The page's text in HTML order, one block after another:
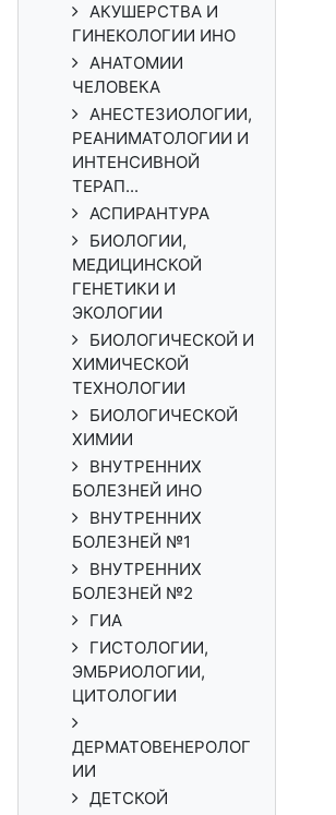
АКУШЕРСТВА И
ГИНЕКОЛОГИИ ИНО
АНАТОМИИ
ЧЕЛОВЕКА
АНЕСТЕЗИОЛОГИИ,
РЕАНИМАТОЛОГИИ И
ИНТЕНСИВНОЙ
ТЕРАП...
АСПИРАНТУРА
БИОЛОГИИ,
МЕДИЦИНСКОЙ
ГЕНЕТИКИ И
ЭКОЛОГИИ
БИОЛОГИЧЕСКОЙ И
ХИМИЧЕСКОЙ
ТЕХНОЛОГИИ
БИОЛОГИЧЕСКОЙ
ХИМИИ
ВНУТРЕННИХ
БОЛЕЗНЕЙ ИНО
ВНУТРЕННИХ
БОЛЕЗНЕЙ №1
ВНУТРЕННИХ
БОЛЕЗНЕЙ №2
ГИА
ГИСТОЛОГИИ,
ЭМБРИОЛОГИИ,
ЦИТОЛОГИИ
ДЕРМАТОВЕНЕРОЛОГ
ИИ
ДЕТСКОЙ